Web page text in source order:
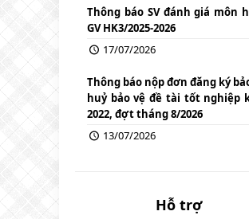
Thông báo SV đánh giá môn
GV HK3/2025-2026
17/07/2026
Thông báo nộp đơn đăng ký
huỷ bảo vệ đề tài tốt nghiệp
2022, đợt tháng 8/2026
13/07/2026
Hỗ trợ